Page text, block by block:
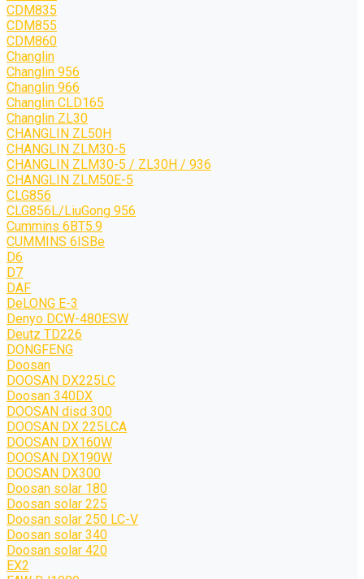
CDM835
CDM855
CDM860
Changlin
Changlin 956
Changlin 966
Changlin CLD165
Changlin ZL30
CHANGLIN ZL50H
CHANGLIN ZLM30-5
CHANGLIN ZLM30-5 / ZL30H / 936
CHANGLIN ZLM50E-5
CLG856
CLG856L/LiuGong 956
Cummins 6BT5.9
CUMMINS 6ISBe
D6
D7
DAF
DeLONG Е-3
Denyo DCW-480ESW
Deutz TD226
DONGFENG
Doosan
DOOSAN DX225LC
Doosan 340DX
DOOSAN disd 300
DOOSAN DX 225LCA
DOOSAN DX160W
DOOSAN DX190W
DOOSAN DX300
Doosan solar 180
Doosan solar 225
Doosan solar 250 LC-V
Doosan solar 340
Doosan solar 420
EX2